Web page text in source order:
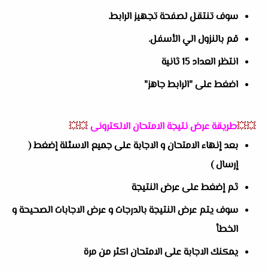
سوف تنتقل لصفحة تجهيز الرابط.
قم بالنزول الي الأسفل.
انتظر العداد 15 ثانية
اضغط على "الرابط جاهز"
💥💥طريقة عرض نتيجة الامتحان الالكترونى💥💥
بعد إنهاء الامتحان و الاجابة على جميع الاسئلة إضغط (
إرسال )
ثم إضغط على عرض النتيجة
سوف يتم عرض النتيجة بالدرجات و عرض الاجابات الصحيحة و
الخطأ
يمكنك الاجابة على الامتحان اكثر من مرة